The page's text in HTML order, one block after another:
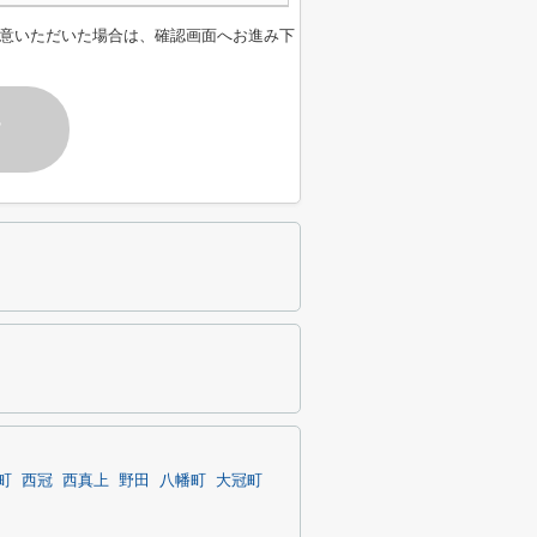
いただいた場合は、確認画面へお進み下
西冠 西真上 野田 八幡町 大冠町